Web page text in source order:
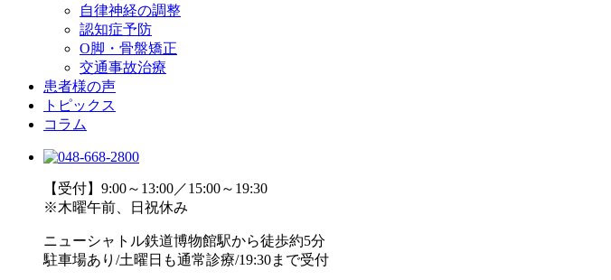
自律神経の調整
認知症予防
O脚・骨盤矯正
交通事故治療
患者様の声
トピックス
コラム
【受付】9:00～13:00／15:00～19:30
※木曜午前、日祝休み
ニューシャトル鉄道博物館駅から徒歩約5分
駐車場あり/土曜日も通常診療/19:30まで受付